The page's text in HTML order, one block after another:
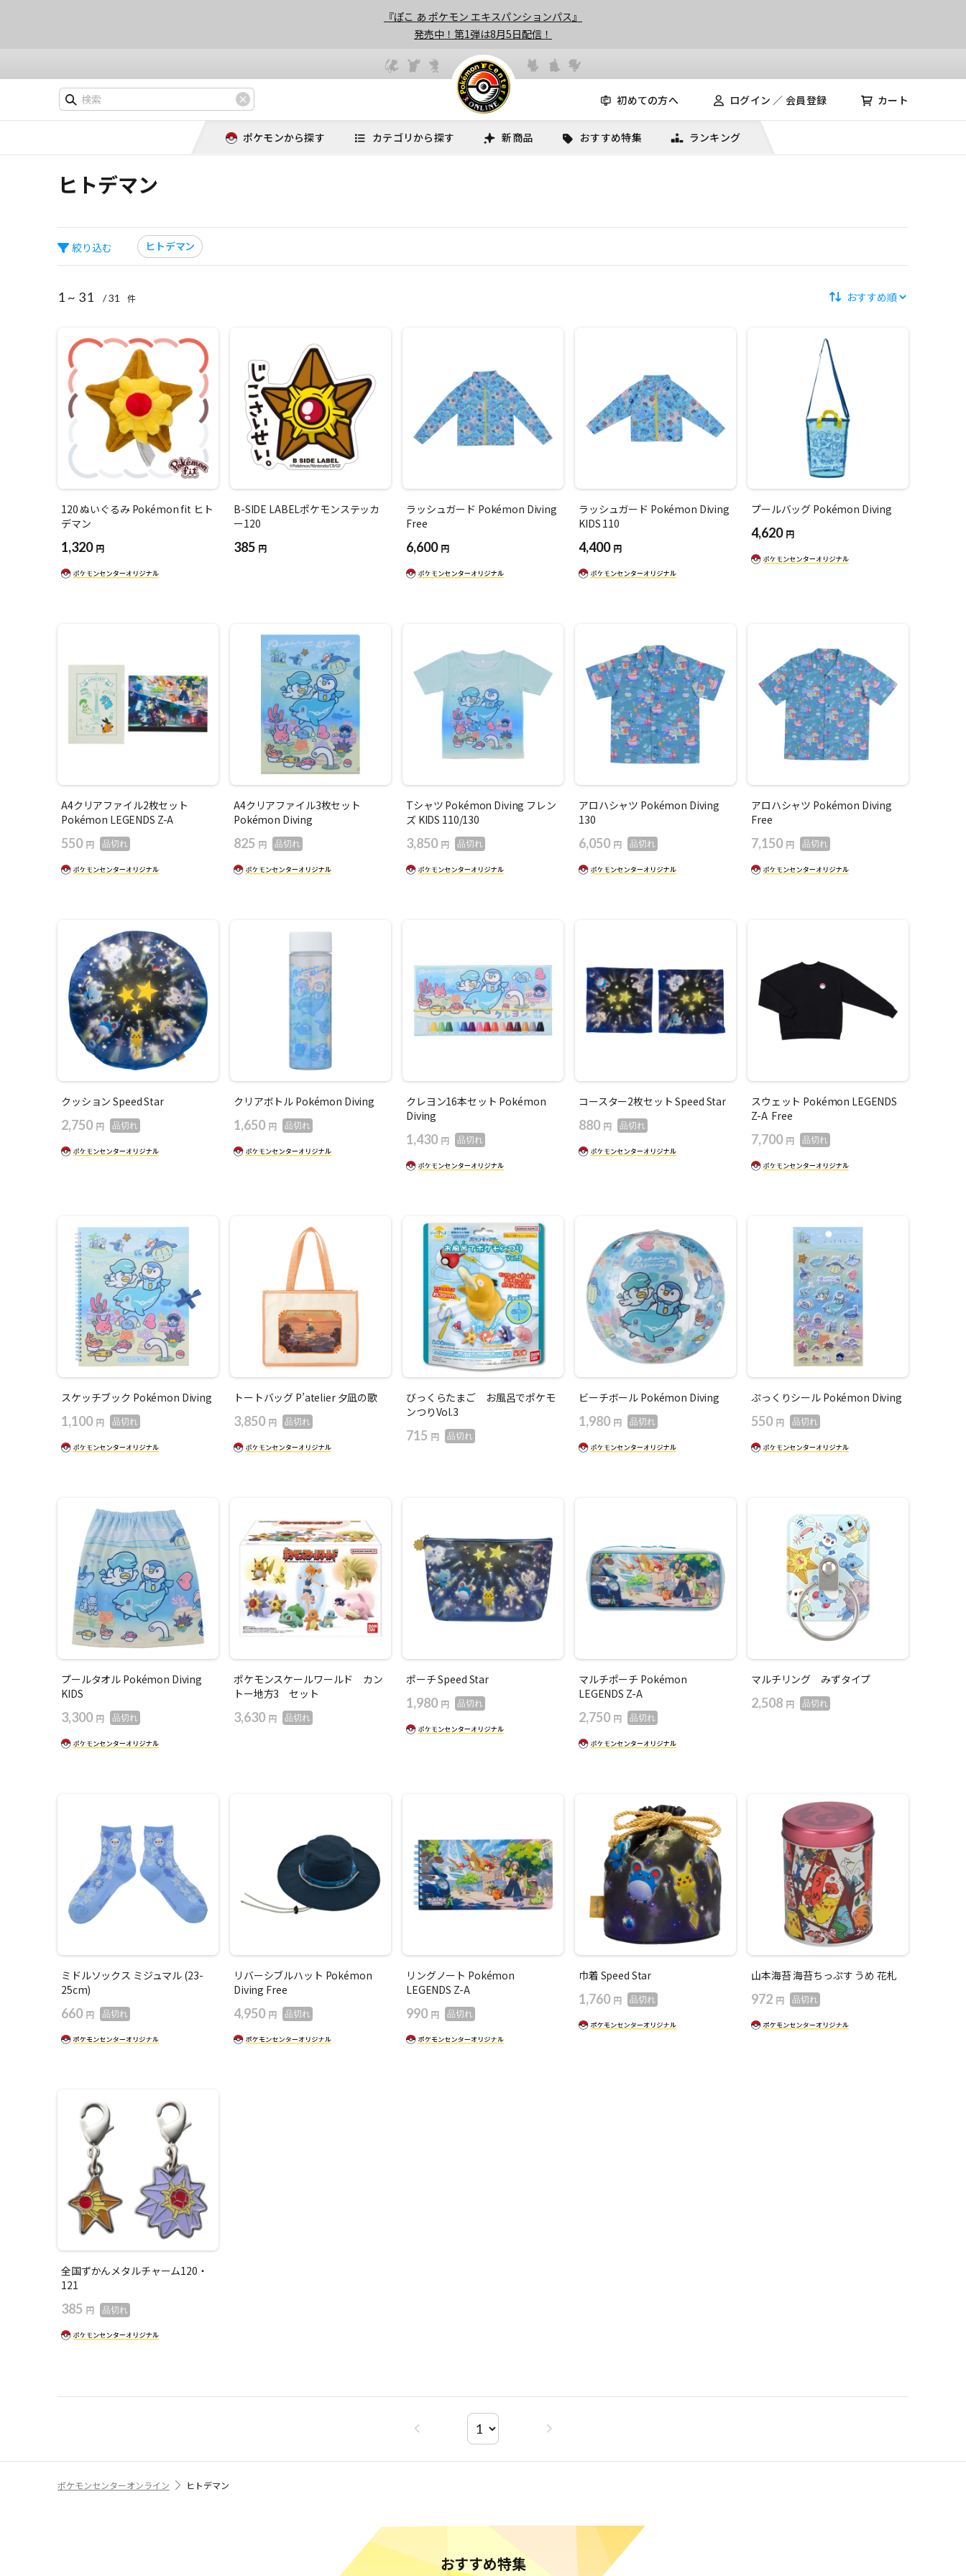
『ぽこ あ ポケモン エキスパンションパス』
発売中！第1弾は8月5日配信！
初めての方へ ログイン ／ 会員登録 カート
ポケモンから探す カテゴリから探す 新商品 おすすめ特集 ランキング
ヒトデマン
絞り込む ヒトデマン
1 ~ 31 / 31 件
120 ぬいぐるみ Pokémon fit ヒト
デマン
1,320 円
B-SIDE LABELポケモンステッカ
ー120
385 円
ラッシュガード Pokémon Diving
Free
6,600 円
ラッシュガード Pokémon Diving
KIDS 110
4,400 円
プールバッグ Pokémon Diving
4,620 円
A4クリアファイル2枚セット
Pokémon LEGENDS Z-A
550 円 品切れ
A4クリアファイル3枚セット
Pokémon Diving
825 円 品切れ
Tシャツ Pokémon Diving フレン
ズ KIDS 110/130
3,850 円 品切れ
アロハシャツ Pokémon Diving
130
6,050 円 品切れ
アロハシャツ Pokémon Diving
Free
7,150 円 品切れ
クッション Speed Star
2,750 円 品切れ
クリアボトル Pokémon Diving
1,650 円 品切れ
クレヨン16本セット Pokémon
Diving
1,430 円 品切れ
コースター2枚セット Speed Star
880 円 品切れ
スウェット Pokémon LEGENDS
Z-A Free
7,700 円 品切れ
スケッチブック Pokémon Diving
1,100 円 品切れ
トートバッグ P’atelier 夕凪の歌
3,850 円 品切れ
びっくらたまご お風呂でポケモ
ンつりVol.3
715 円 品切れ
ビーチボール Pokémon Diving
1,980 円 品切れ
ぷっくりシール Pokémon Diving
550 円 品切れ
プールタオル Pokémon Diving
KIDS
3,300 円 品切れ
ポケモンスケールワールド カン
トー地方3 セット
3,630 円 品切れ
ポーチ Speed Star
1,980 円 品切れ
マルチポーチ Pokémon
LEGENDS Z-A
2,750 円 品切れ
マルチリング みずタイプ
2,508 円 品切れ
ミドルソックス ミジュマル (23-
25cm)
660 円 品切れ
リバーシブルハット Pokémon
Diving Free
4,950 円 品切れ
リングノート Pokémon
LEGENDS Z-A
990 円 品切れ
巾着 Speed Star
1,760 円 品切れ
山本海苔 海苔ちっぷす うめ 花札
972 円 品切れ
全国ずかんメタルチャーム120・
121​
385 円 品切れ
ポケモンセンターオンライン ヒトデマン
おすすめ特集